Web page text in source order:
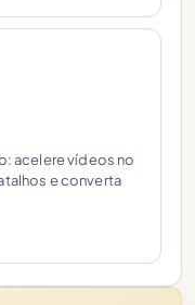
acelere vídeos no
e converta